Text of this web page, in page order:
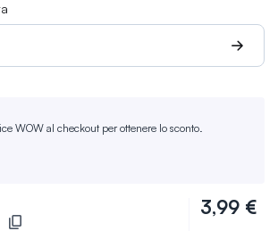
WOW al checkout per ottenere lo sconto.
3,99 €